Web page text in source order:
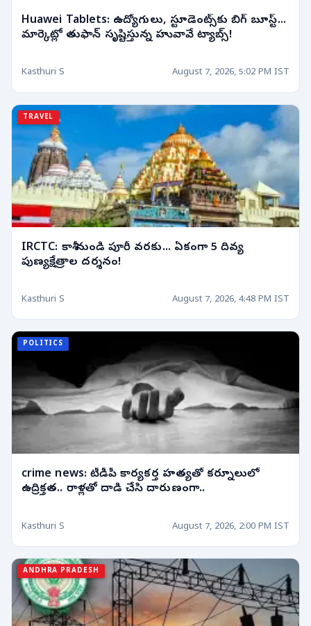
Huawei Tablets: ఉద్యోగులు, స్టూడెంట్స్‌కు బిగ్ బూస్ట్...
మార్కెట్లో తుఫాన్ సృష్టిస్తున్న హువావే ట్యాబ్స్!
Kasthuri S August 7, 2026, 5:02 PM IST
TRAVEL
IRCTC: కాశీ నుండి పూరీ వరకు... ఏకంగా 5 దివ్య
పుణ్యక్షేత్రాల దర్శనం!
Kasthuri S August 7, 2026, 4:48 PM IST
POLITICS
crime news: టీడీపీ కార్యకర్త హత్యతో కర్నూలులో
ఉద్రిక్తత.. రాళ్లతో దాడి చేసి దారుణంగా..
Kasthuri S August 7, 2026, 2:00 PM IST
ANDHRA PRADESH